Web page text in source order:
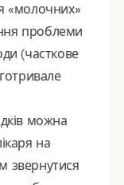
«молочних»
проблеми
(часткове
можна
на
звернутися